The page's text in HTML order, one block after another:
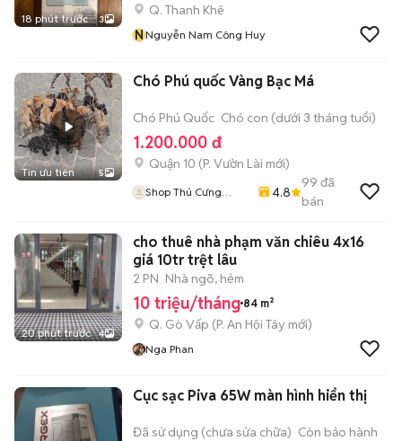
18 phút trước 3
Q. Thanh Khê
NNguyễn Nam Công Huy
Tin ưu tiên 5
Chó Phú quốc Vàng Bạc Má
Chó Phú Quốc Chó con (dưới 3 tháng tuổi)
1.200.000 đ
Quận 10 (P. Vườn Lài mới)
Shop Thú Cưng
4.8
99 đã
bán
20 phút trước 4
cho thuê nhà phạm văn chiêu 4x16
giá 10tr trệt lâu
2 PN Nhà ngõ, hẻm
10 triệu/tháng 84 m²
Q. Gò Vấp (P. An Hội Tây mới)
Nga Phan
Cục sạc Piva 65W màn hình hiển thị
Đã sử dụng (chưa sửa chữa) Còn bảo hành